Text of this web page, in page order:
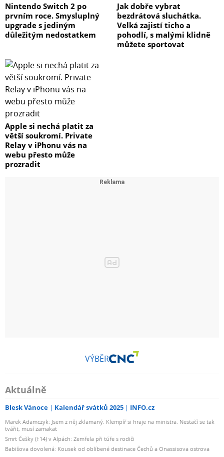
Nintendo Switch 2 po
prvním roce. Smysluplný
upgrade s jediným
důležitým nedostatkem
Jak dobře vybrat
bezdrátová sluchátka.
Velká zajistí ticho a
pohodlí, s malými klidně
můžete sportovat
Apple si nechá platit za
větší soukromí. Private
Relay v iPhonu vás na
webu přesto může
prozradit
VÝBĚR
Aktuálně
Blesk Vánoce Kalendář svátků 2025 INFO.cz
Marek Adamczyk: Jsem z něj zklamaný. Klempíř si hraje na ministra. Nestačí se tak
tvářit, musí zamakat
Smrt Češky (†14) v Alpách: Zemřela při túře s rodiči
Babišova dovolená: Kousek od oblíbené destinace Čechů a Onassisova ostrova